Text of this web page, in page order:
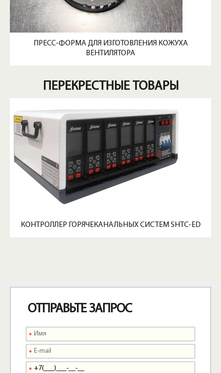
ПРЕСС-ФОРМА ДЛЯ ИЗГОТОВЛЕНИЯ КОЖУХА
ВЕНТИЛЯТОРА
ПЕРЕКРЕСТНЫЕ ТОВАРЫ
КОНТРОЛЛЕР ГОРЯЧЕКАНАЛЬНЫХ СИСТЕМ SHTC-ED
ОТПРАВЬТЕ ЗАПРОС